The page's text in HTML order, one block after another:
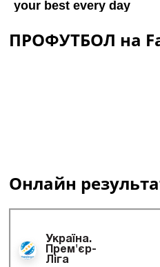
ПРОФУТБОЛ на
Онлайн